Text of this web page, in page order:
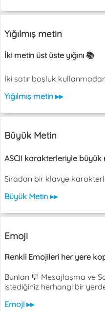
Yığılmış metin
İki metin üst üste yığını 📚
İki satır boşluk
Yığılmış metin ▸▸
Büyük Metin
ASCII karakterleriyle
Sıradan bir klavye
Büyük Metin ▸▸
Emoji
Renkli Emojileri her yere
Bunları 💬 Mesajlaşma ve
istediğiniz herhangi bir
Emoji ▸▸